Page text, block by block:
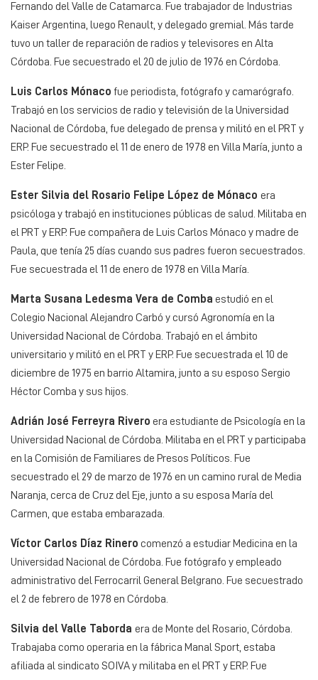
Fernando del Valle de Catamarca. Fue trabajador de Industrias
Kaiser Argentina, luego Renault, y delegado gremial. Más tarde
tuvo un taller de reparación de radios y televisores en Alta
Córdoba. Fue secuestrado el 20 de julio de 1976 en Córdoba.
Luis Carlos Mónaco fue periodista, fotógrafo y camarógrafo.
Trabajó en los servicios de radio y televisión de la Universidad
Nacional de Córdoba, fue delegado de prensa y militó en el PRT y
ERP. Fue secuestrado el 11 de enero de 1978 en Villa María, junto a
Ester Felipe.
Ester Silvia del Rosario Felipe López de Mónaco era
psicóloga y trabajó en instituciones públicas de salud. Militaba en
el PRT y ERP. Fue compañera de Luis Carlos Mónaco y madre de
Paula, que tenía 25 días cuando sus padres fueron secuestrados.
Fue secuestrada el 11 de enero de 1978 en Villa María.
Marta Susana Ledesma Vera de Comba estudió en el
Colegio Nacional Alejandro Carbó y cursó Agronomía en la
Universidad Nacional de Córdoba. Trabajó en el ámbito
universitario y militó en el PRT y ERP. Fue secuestrada el 10 de
diciembre de 1975 en barrio Altamira, junto a su esposo Sergio
Héctor Comba y sus hijos.
Adrián José Ferreyra Rivero era estudiante de Psicología en la
Universidad Nacional de Córdoba. Militaba en el PRT y participaba
en la Comisión de Familiares de Presos Políticos. Fue
secuestrado el 29 de marzo de 1976 en un camino rural de Media
Naranja, cerca de Cruz del Eje, junto a su esposa María del
Carmen, que estaba embarazada.
Víctor Carlos Díaz Rinero comenzó a estudiar Medicina en la
Universidad Nacional de Córdoba. Fue fotógrafo y empleado
administrativo del Ferrocarril General Belgrano. Fue secuestrado
el 2 de febrero de 1978 en Córdoba.
Silvia del Valle Taborda era de Monte del Rosario, Córdoba.
Trabajaba como operaria en la fábrica Manal Sport, estaba
afiliada al sindicato SOIVA y militaba en el PRT y ERP. Fue